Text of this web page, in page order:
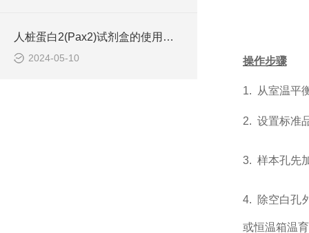
人桩蛋白2(Pax2)试剂盒的使用须知
2024-05-10 操作步骤
1. 从室温平
2. 设置标准
3. 样本孔先
4. 除空白孔
或恒温箱温